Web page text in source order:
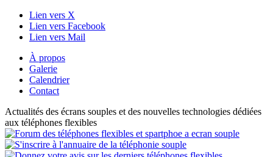
Lien vers X
Lien vers Facebook
Lien vers Mail
À propos
Galerie
Calendrier
Contact
Actualités des écrans souples et des nouvelles technologies dédiées
aux téléphones flexibles